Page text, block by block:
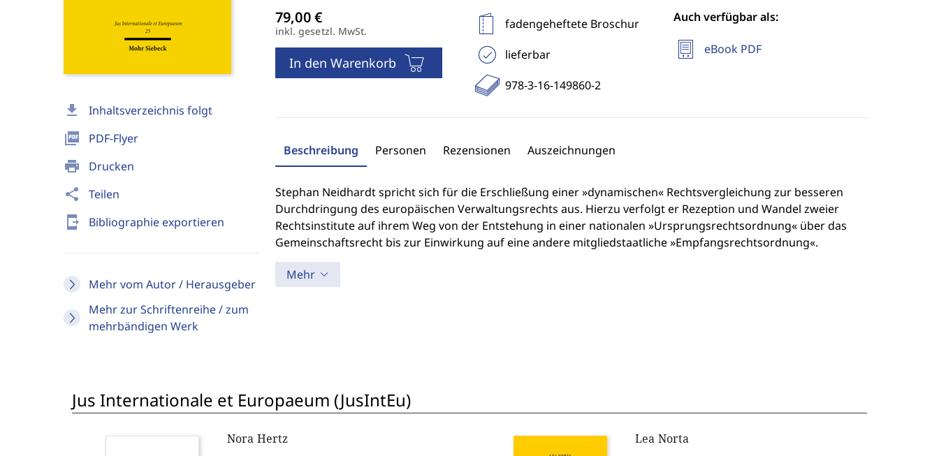
download Inhaltsverzeichnis folgt
picture_as_pdf PDF-Flyer
print Drucken
share Teilen
send_to_mobile Bibliographie exportieren
Mehr vom Autor / Herausgeber
Mehr zur Schriftenreihe / zum
mehrbändigen Werk
inkl. gesetzl. MwSt.
In den Warenkorb
fadengeheftete Broschur
lieferbar
978-3-16-149860-2
Auch verfügbar als:
eBook PDF
Beschreibung Personen Rezensionen Auszeichnungen
Stephan Neidhardt spricht sich für die Erschließung einer »dynamischen« Rechtsvergleichung zur besseren
Durchdringung des europäischen Verwaltungsrechts aus. Hierzu verfolgt er Rezeption und Wandel zweier
Rechtsinstitute auf ihrem Weg von der Entstehung in einer nationalen »Ursprungsrechtsordnung« über das
Gemeinschaftsrecht bis zur Einwirkung auf eine andere mitgliedstaatliche »Empfangsrechtsordnung«.
Mehr
Jus Internationale et Europaeum (JusIntEu)
Nora Hertz Lea Norta